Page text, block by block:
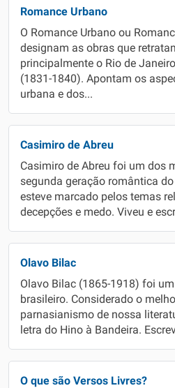
Romance Urbano
O Romance Urbano ou
designam as obras que
principalmente o Rio de
(1831-1840). Apontam os
urbana e dos...
Casimiro de Abreu
Casimiro de Abreu foi um dos
segunda geração romântica
esteve marcado pelos temas
decepções e medo. Viveu e
Olavo Bilac
Olavo Bilac (1865-1918) foi
brasileiro. Considerado o
parnasianismo de nossa
letra do Hino à Bandeira.
O que são Versos Livres?